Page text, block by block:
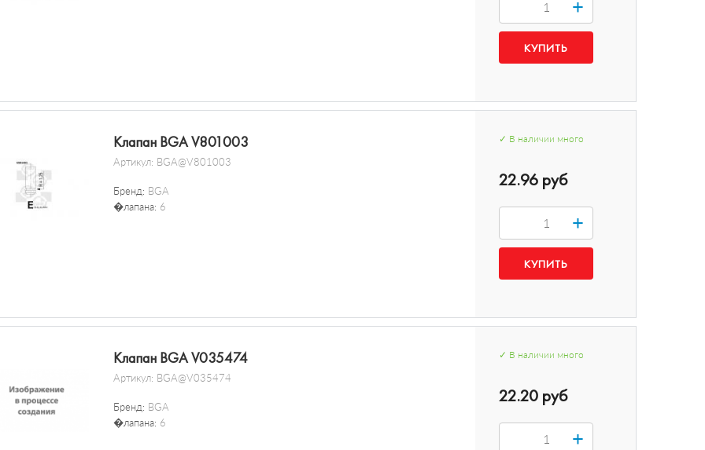
+
Клапан BGA V801003
Артикул: BGA@V801003
Бренд: BGA
�лапана: 6
✓ В наличии много
22.96 руб
+
Клапан BGA V035474
Артикул: BGA@V035474
Бренд: BGA
�лапана: 6
✓ В наличии много
22.20 руб
+